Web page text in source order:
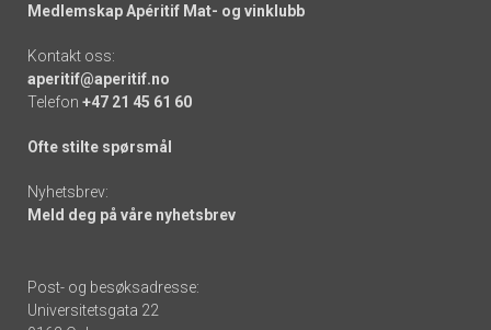
Medlemskap Apéritif Mat- og vinklubb
Kontakt oss:
aperitif@aperitif.no
Telefon +47 21 45 61 60
Ofte stilte spørsmål
Nyhetsbrev:
Meld deg på våre nyhetsbrev
Post- og besøksadresse:
Universitetsgata 22